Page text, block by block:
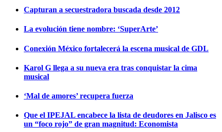
Capturan a secuestradora buscada desde 2012
La evolución tiene nombre: ‘SuperArte’
Conexión México fortalecerá la escena musical de GDL
Karol G llega a su nueva era tras conquistar la cima
musical
‘Mal de amores’ recupera fuerza
Que el IPEJAL encabece la lista de deudores en Jalisco es
un “foco rojo” de gran magnitud: Economista